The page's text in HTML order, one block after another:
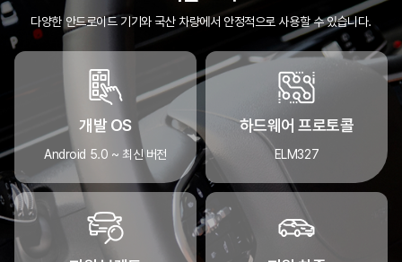
다양한 안드로이드 기기와 국산 차량에서 안정적으로 사용할 수 있습니다.
개발 OS
Android 5.0 ~ 최신 버전
하드웨어 프로토콜
ELM327